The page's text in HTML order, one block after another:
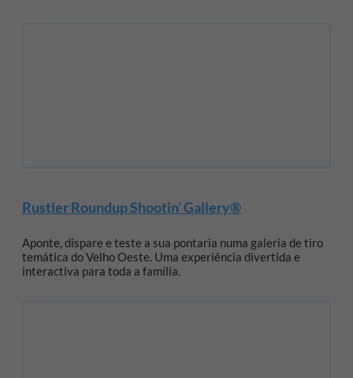
Rustler Roundup Shootin’ Gallery®
Aponte, dispare e teste a sua pontaria numa galeria de tiro
temática do Velho Oeste. Uma experiência divertida e
interactiva para toda a família.